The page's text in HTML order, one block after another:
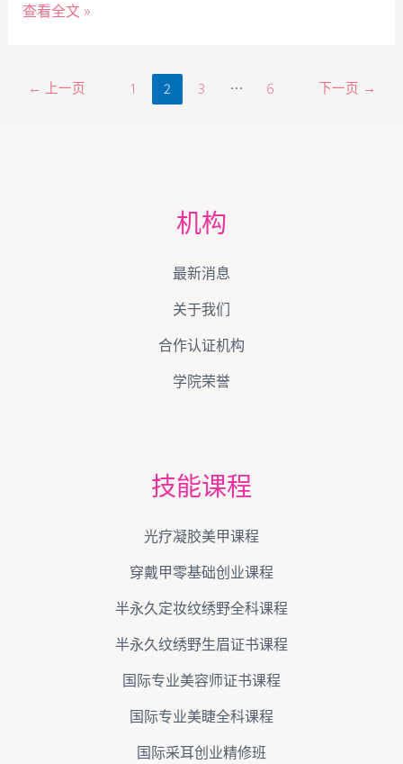
查看全文 »
← 上一页 1 2 3 … 6 下一页 →
机构
最新消息
关于我们
合作认证机构
学院荣誉
技能课程
光疗凝胶美甲课程
穿戴甲零基础创业课程
半永久定妆纹绣野全科课程
半永久纹绣野生眉证书课程
国际专业美容师证书课程
国际专业美睫全科课程
国际采耳创业精修班